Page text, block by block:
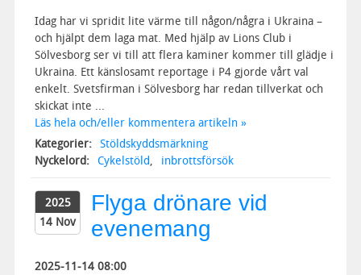
Idag har vi spridit lite värme till någon/några i Ukraina –
och hjälpt dem laga mat. Med hjälp av Lions Club i
Sölvesborg ser vi till att flera kaminer kommer till glädje i
Ukraina. Ett känslosamt reportage i P4 gjorde vårt val
enkelt. Svetsfirman i Sölvesborg har redan tillverkat och
skickat inte ...
Läs hela och/eller kommentera artikeln »
Kategorier: Stöldskyddsmärkning
Nyckelord: Cykelstöld, inbrottsförsök
2025
14 Nov
Flyga drönare vid
evenemang
2025-11-14 08:00